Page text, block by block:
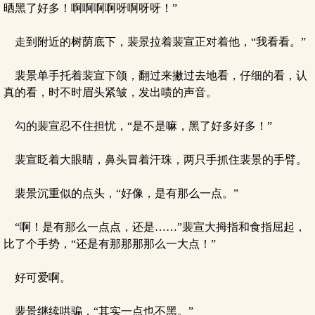
晒黑了好多！啊啊啊啊呀啊呀呀！”
走到附近的树荫底下，裴景拉着裴宣正对着他，“我看看。”
裴景单手托着裴宣下颌，翻过来撇过去地看，仔细的看，认
真的看，时不时眉头紧皱，发出啧的声音。
勾的裴宣忍不住担忧，“是不是嘛，黑了好多好多！”
裴宣眨着大眼睛，鼻头冒着汗珠，两只手抓住裴景的手臂。
裴景沉重似的点头，“好像，是有那么一点。”
“啊！是有那么一点点，还是……”裴宣大拇指和食指屈起，
比了个手势，“还是有那那那那么一大点！”
好可爱啊。
裴景继续哄骗，“其实一点也不黑。”